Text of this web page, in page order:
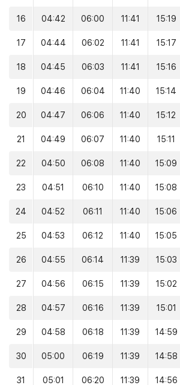
16 04:42 06:00 11:41 15:19
17 04:44 06:02 11:41 15:17
18 04:45 06:03 11:41 15:16
19 04:46 06:04 11:40 15:14
20 04:47 06:06 11:40 15:12
21 04:49 06:07 11:40 15:11
22 04:50 06:08 11:40 15:09
23 04:51 06:10 11:40 15:08
24 04:52 06:11 11:40 15:06
25 04:53 06:12 11:40 15:05
26 04:55 06:14 11:39 15:03
27 04:56 06:15 11:39 15:02
28 04:57 06:16 11:39 15:01
29 04:58 06:18 11:39 14:59
30 05:00 06:19 11:39 14:58
31 05:01 06:20 11:39 14:56